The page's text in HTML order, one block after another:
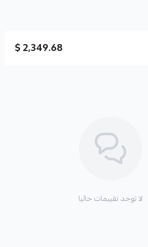
2,349.68 $
لا توجد تقييمات حاليا